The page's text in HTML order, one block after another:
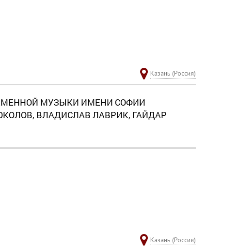
Казань (Россия)
МУЗЫКИ ИМЕНИ СОФИИ
ВЛАДИСЛАВ ЛАВРИК, ГАЙДАР
Казань (Россия)